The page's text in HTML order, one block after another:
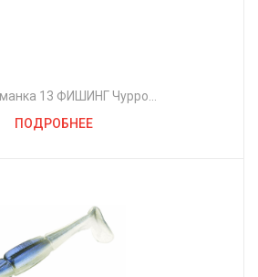
13 ФИШИНГ Чурро
ПОДРОБНЕЕ